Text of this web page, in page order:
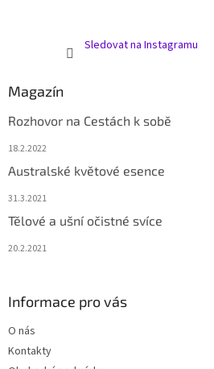
Sledovat na Instagramu
Magazín
Rozhovor na Cestách k sobě
18.2.2022
Australské květové esence
31.3.2021
Tělové a ušní očistné svíce
20.2.2021
Informace pro vás
O nás
Kontakty